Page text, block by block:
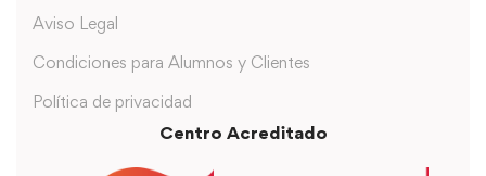
Aviso Legal
Condiciones para Alumnos y Clientes
Política de privacidad
Centro Acreditado